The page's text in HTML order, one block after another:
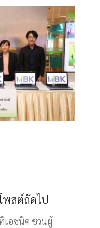
พสต์ถัดไป
ทีเอชนิค ชวนผู้